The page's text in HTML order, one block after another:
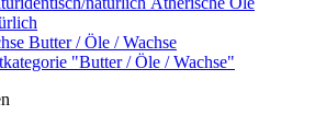
Butter / Öle / Wachse
"Butter / Öle / Wachse"